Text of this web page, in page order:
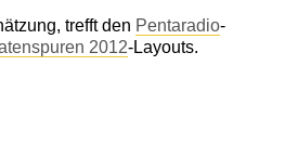
trefft den Pentaradio-
2012-Layouts.